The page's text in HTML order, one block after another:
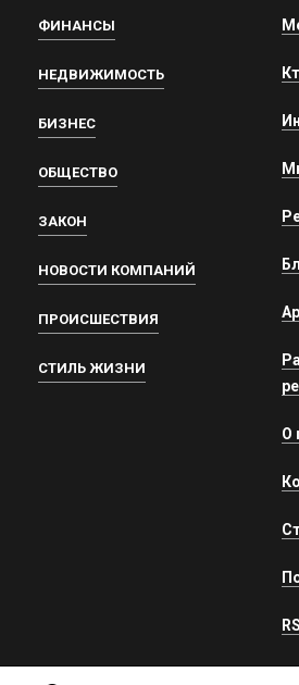
ФИНАНСЫ
НЕДВИЖИМОСТЬ
БИЗНЕС
ОБЩЕСТВО
ЗАКОН
НОВОСТИ КОМПАНИЙ
ПРОИСШЕСТВИЯ
СТИЛЬ ЖИЗНИ
О